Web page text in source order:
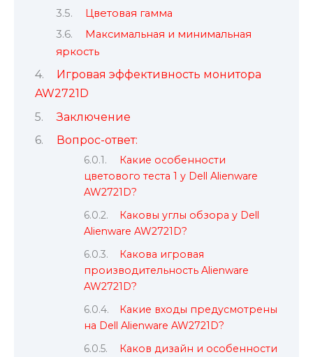
Цветовая гамма
Максимальная и минимальная
яркость
Игровая эффективность монитора
AW2721D
Заключение
Вопрос-ответ:
Какие особенности
цветового теста 1 у Dell Alienware
AW2721D?
Каковы углы обзора у Dell
Alienware AW2721D?
Какова игровая
производительность Alienware
AW2721D?
Какие входы предусмотрены
на Dell Alienware AW2721D?
Каков дизайн и особенности